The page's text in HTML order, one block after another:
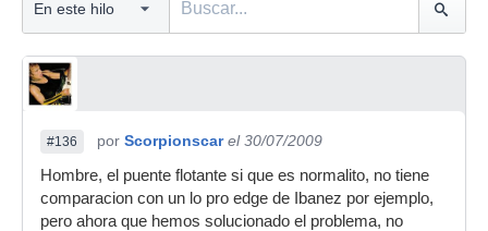
#136 por Scorpionscar el 30/07/2009
Hombre, el puente flotante si que es normalito, no tiene
comparacion con un lo pro edge de Ibanez por ejemplo,
pero ahora que hemos solucionado el problema, no